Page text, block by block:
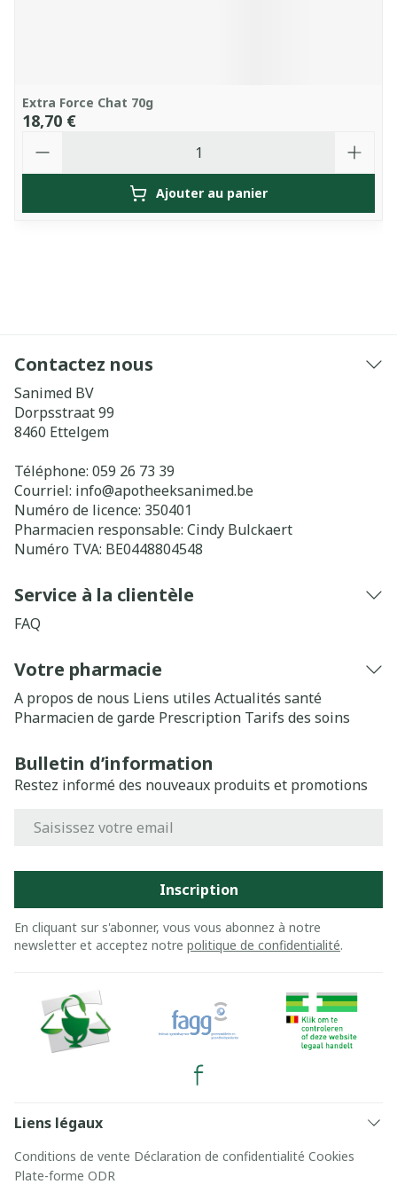
Extra Force Chat 70g
18,70 €
Ajouter au panier
Contactez nous
Sanimed BV
Dorpsstraat 99
8460 Ettelgem
Téléphone: 059 26 73 39
Courriel: info@apotheeksanimed.be
Numéro de licence: 350401
Pharmacien responsable: Cindy Bulckaert
Numéro TVA: BE0448804548
Service à la clientèle
FAQ
Votre pharmacie
A propos de nous Liens utiles Actualités santé
Pharmacien de garde Prescription Tarifs des soins
Bulletin d’information
Restez informé des nouveaux produits et promotions
Inscription
En cliquant sur s'abonner, vous vous abonnez à notre
newsletter et acceptez notre politique de confidentialité.
Liens légaux
Conditions de vente Déclaration de confidentialité Cookies
Plate-forme ODR